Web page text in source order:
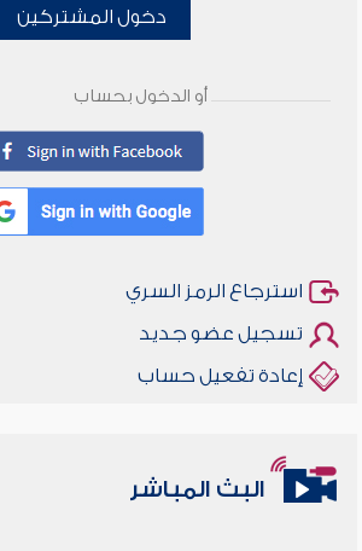
دخول المشتركين
أو الدخول بحساب
استرجاع الرمز السري
تسجيل عضو جديد
إعادة تفعيل حساب
البث المباشر